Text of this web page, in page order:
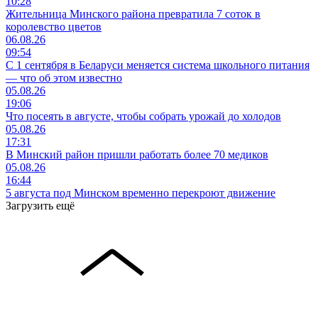
Жительница Минского района превратила 7 соток в
королевство цветов
06.08.26
09:54
С 1 сентября в Беларуси меняется система школьного питания
— что об этом известно
05.08.26
19:06
Что посеять в августе, чтобы собрать урожай до холодов
05.08.26
17:31
В Минский район пришли работать более 70 медиков
05.08.26
16:44
5 августа под Минском временно перекроют движение
Загрузить ещё